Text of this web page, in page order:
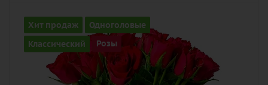
Хит продаж
Одноголовые
Классический
Розы
Количество
25
алый, бордовый, красный, чайный